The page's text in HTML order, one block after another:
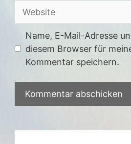
Website
Name, E-Mail-Adresse
diesem Browser für
Kommentar speichern.